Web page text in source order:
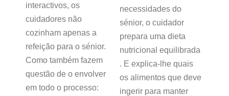
interactivos, os
cuidadores não
cozinham apenas a
refeição para o sénior.
Como também fazem
questão de o envolver
em todo o processo:
necessidades do
sénior, o cuidador
prepara uma dieta
nutricional equilibrada
. E explica-lhe quais
os alimentos que deve
ingerir para manter